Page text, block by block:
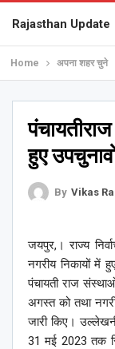
Rajasthan Update
Home अपना शहर चुने
हुए
By Vikas
जयपुर,। राज्य
नगरीय निकायों में
पंचायती राज
अगस्त को तथा
जारी किए।
31 मई 2023 तक